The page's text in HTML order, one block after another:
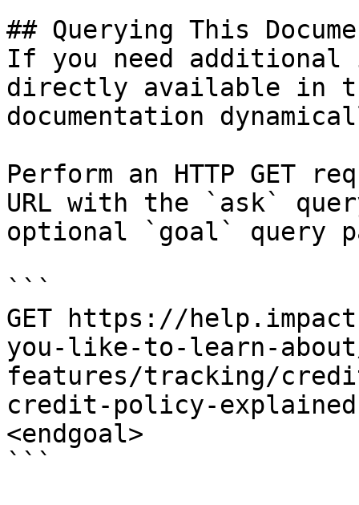
## Querying This
If you need
directly available in
documentation
Perform an HTTP GET
URL with the `ask`
optional `goal` query
```
GET https://
you-like-to-learn-
features/tracking/
credit-policy-
<endgoal>
```